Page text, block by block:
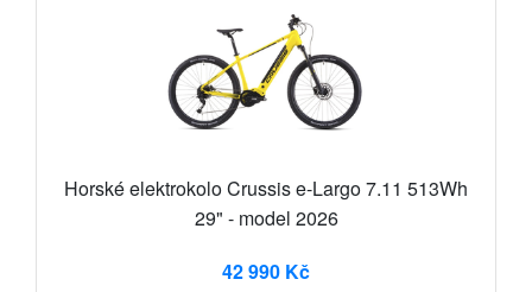
Horské elektrokolo Crussis e-Largo 7.11 513Wh
29" - model 2026
42 990 Kč